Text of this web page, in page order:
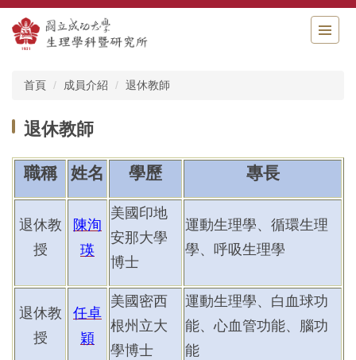
跳
到
主
首頁 成員介紹 退休教師
退休教師
職稱 姓名 學歷 專長
退休教
授
陳洵
瑛
美國印地
安那大學
博士
運動生理學、循環生理
學、呼吸生理學
退休教
授
任卓
穎
美國密西
根州立大
學博士
運動生理學、白血球功
能、心血管功能、腦功
能